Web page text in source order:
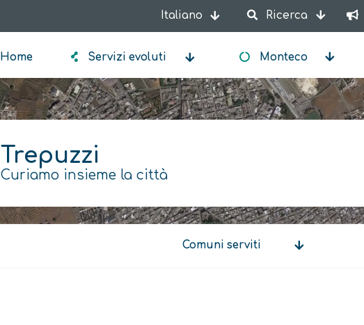
Italiano Mostra ulteriori azioni
Ricerca
Home Servizi evoluti Monteco
Trepuzzi
Curiamo insieme la città
Comuni serviti